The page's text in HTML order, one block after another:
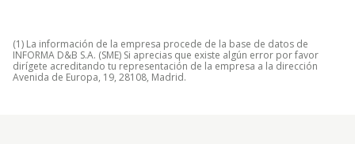
(1) La información de la empresa procede de la base de datos de
INFORMA D&B S.A. (SME) Si aprecias que existe algún error por favor
dirígete acreditando tu representación de la empresa a la dirección
Avenida de Europa, 19, 28108, Madrid.